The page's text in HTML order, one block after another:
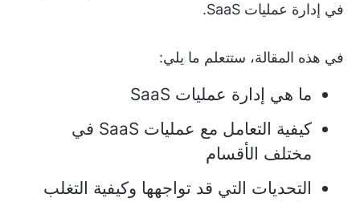
في إدارة عمليات SaaS.
في هذه المقالة، ستتعلم ما يلي:
ما هي إدارة عمليات SaaS
كيفية التعامل مع عمليات SaaS في
مختلف الأقسام
التحديات التي قد تواجهها وكيفية التغلب